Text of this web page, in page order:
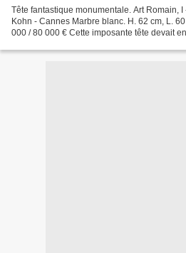
Tête fantastique monumentale. Art Romain,
Kohn - Cannes Marbre blanc. H. 62 cm, L.
000 / 80 000 € Cette imposante tête devait